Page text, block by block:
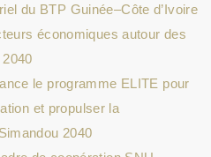
du BTP Guinée–Côte d’Ivoire
économiques autour des
le programme ELITE pour
et propulser la
2040